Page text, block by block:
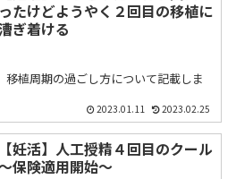
ったけどようやく２回目の移植に
ぎ着ける
移植周期の過ごし方について記載しま
2023.01.11 2023.02.25
【妊活】人工授精４回目のクール
～保険適用開始～